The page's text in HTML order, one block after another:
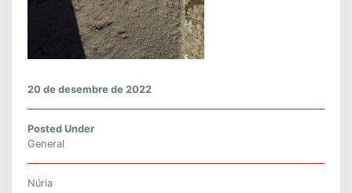
20 de desembre de 2022
Posted Under
General
Núria